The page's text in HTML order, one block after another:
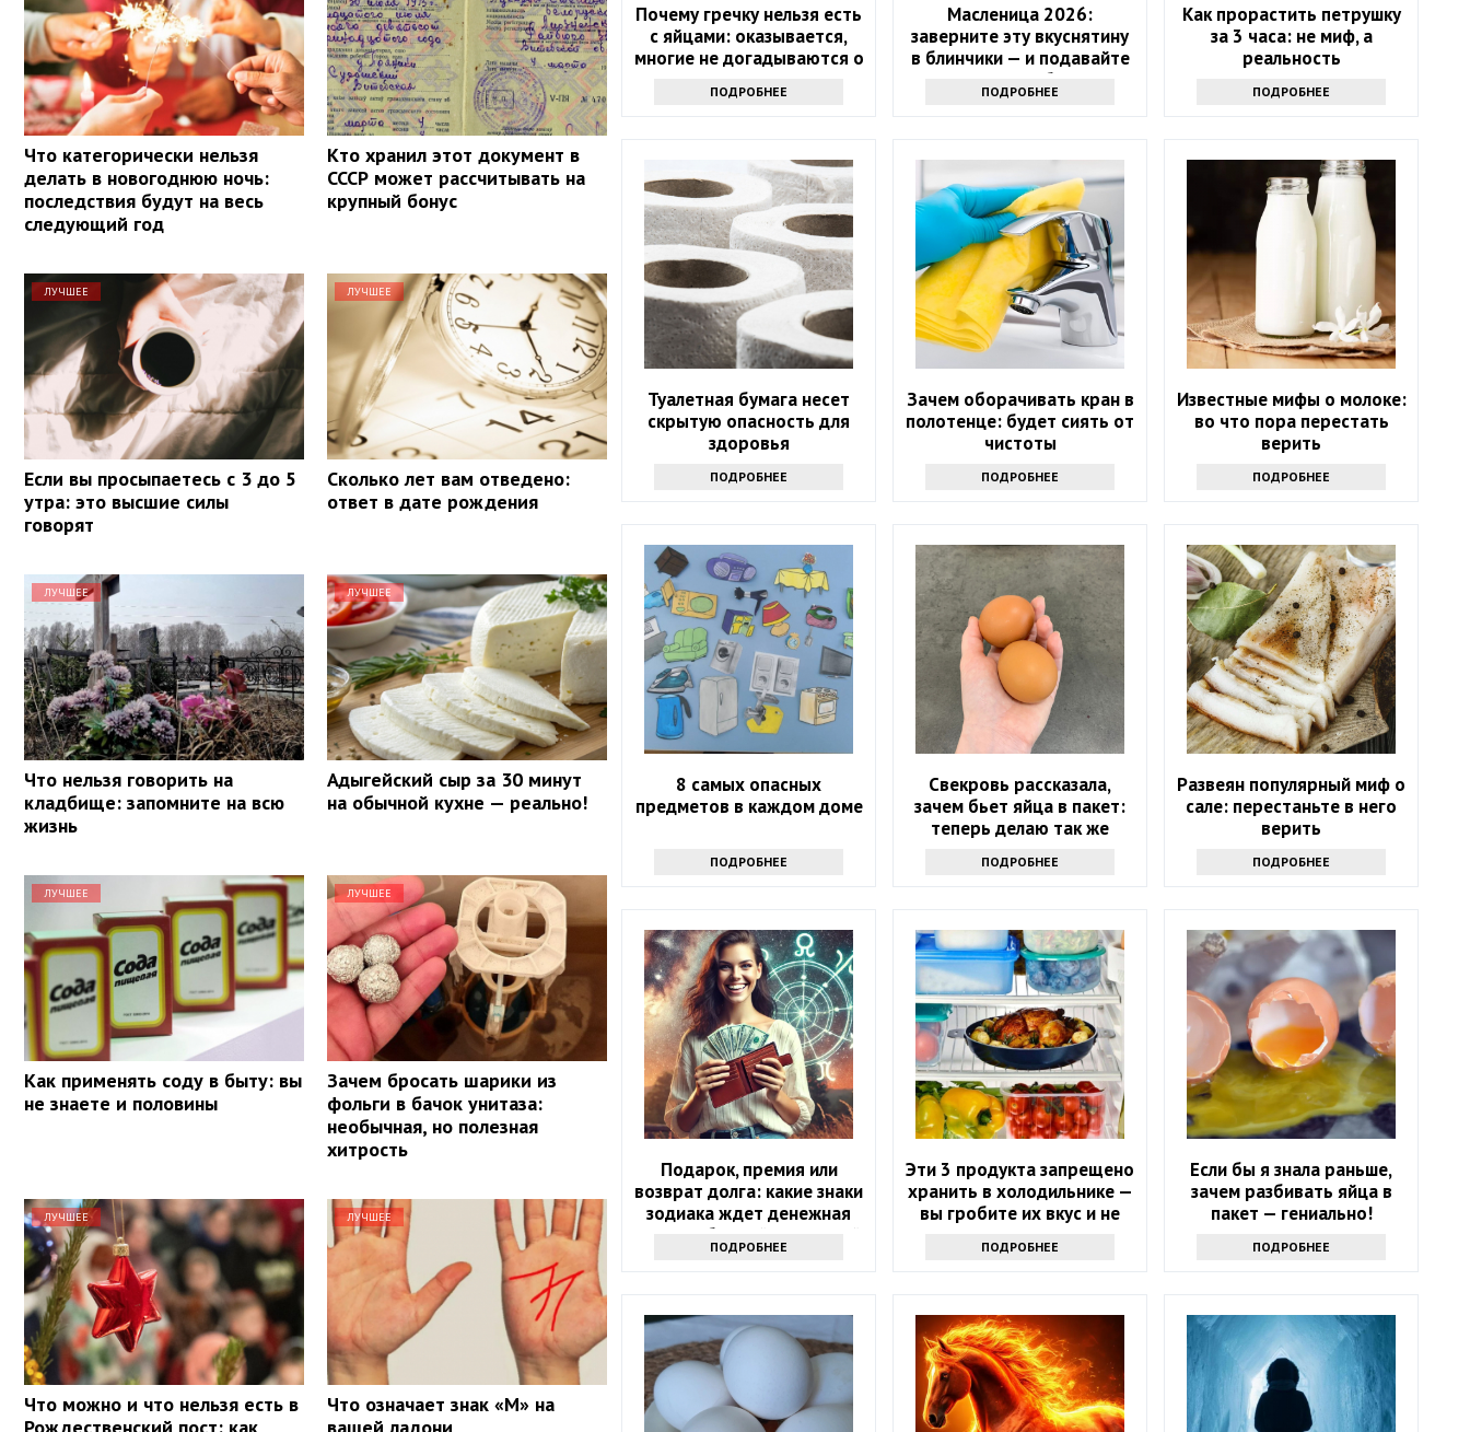
Что категорически нельзя
делать в новогоднюю ночь:
последствия будут на весь
следующий год
Кто хранил этот документ в
СССР может рассчитывать на
крупный бонус
ЛУЧШЕЕ
Если вы просыпаетесь с 3 до 5
утра: это высшие силы
говорят
ЛУЧШЕЕ
Сколько лет вам отведено:
ответ в дате рождения
ЛУЧШЕЕ
Что нельзя говорить на
кладбище: запомните на всю
жизнь
ЛУЧШЕЕ
Адыгейский сыр за 30 минут
на обычной кухне — реально!
ЛУЧШЕЕ
Как применять соду в быту: вы
не знаете и половины
ЛУЧШЕЕ
Зачем бросать шарики из
фольги в бачок унитаза:
необычная, но полезная
хитрость
ЛУЧШЕЕ
Что можно и что нельзя есть в
Рождественский пост: как
ЛУЧШЕЕ
Что означает знак «М» на
вашей ладони
Почему гречку нельзя есть
с яйцами: оказывается,
многие не догадываются о
ПОДРОБНЕЕ
Масленица 2026:
заверните эту вкуснятину
в блинчики — и подавайте
как главное блюдо
ПОДРОБНЕЕ
Как прорастить петрушку
за 3 часа: не миф, а
реальность
ПОДРОБНЕЕ
Туалетная бумага несет
скрытую опасность для
здоровья
ПОДРОБНЕЕ
Зачем оборачивать кран в
полотенце: будет сиять от
чистоты
ПОДРОБНЕЕ
Известные мифы о молоке:
во что пора перестать
верить
ПОДРОБНЕЕ
8 самых опасных
предметов в каждом доме
ПОДРОБНЕЕ
Свекровь рассказала,
зачем бьет яйца в пакет:
теперь делаю так же
ПОДРОБНЕЕ
Развеян популярный миф о
сале: перестаньте в него
верить
ПОДРОБНЕЕ
Подарок, премия или
возврат долга: какие знаки
зодиака ждет денежная
удача в ближайшие 5 дней
ПОДРОБНЕЕ
Эти 3 продукта запрещено
хранить в холодильнике —
вы гробите их вкус и не
ПОДРОБНЕЕ
Если бы я знала раньше,
зачем разбивать яйца в
пакет — гениально!
ПОДРОБНЕЕ